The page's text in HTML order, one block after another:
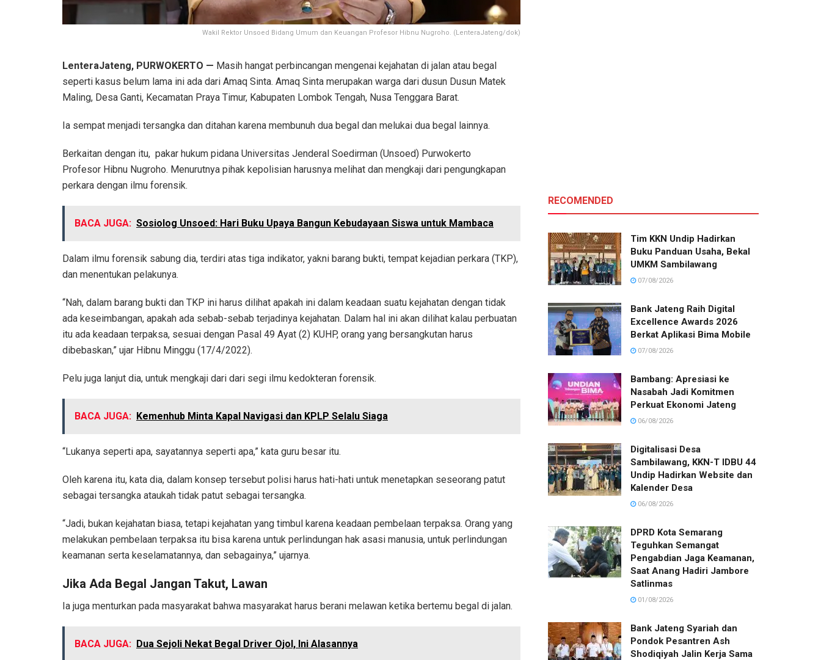
Wakil Rektor Unsoed Bidang Umum dan Keuangan Profesor Hibnu Nugroho. (LenteraJateng/dok)
LenteraJateng, PURWOKERTO — Masih hangat perbincangan mengenai kejahatan di jalan atau begal
seperti kasus belum lama ini ada dari Amaq Sinta. Amaq Sinta merupakan warga dari dusun Dusun Matek
Maling, Desa Ganti, Kecamatan Praya Timur, Kabupaten Lombok Tengah, Nusa Tenggara Barat.
Ia sempat menjadi tersangka dan ditahan karena membunuh dua begal dan melukai dua begal lainnya.
Berkaitan dengan itu, pakar hukum pidana Universitas Jenderal Soedirman (Unsoed) Purwokerto
Profesor Hibnu Nugroho. Menurutnya pihak kepolisian harusnya melihat dan mengkaji dari pengungkapan
perkara dengan ilmu forensik.
BACA JUGA: Sosiolog Unsoed: Hari Buku Upaya Bangun Kebudayaan Siswa untuk Mambaca
Dalam ilmu forensik sabung dia, terdiri atas tiga indikator, yakni barang bukti, tempat kejadian perkara (TKP),
dan menentukan pelakunya.
“Nah, dalam barang bukti dan TKP ini harus dilihat apakah ini dalam keadaan suatu kejahatan dengan tidak
ada keseimbangan, apakah ada sebab-sebab terjadinya kejahatan. Dalam hal ini akan dilihat kalau perbuatan
itu ada keadaan terpaksa, sesuai dengan Pasal 49 Ayat (2) KUHP, orang yang bersangkutan harus
dibebaskan,” ujar Hibnu Minggu (17/4/2022).
Pelu juga lanjut dia, untuk mengkaji dari dari segi ilmu kedokteran forensik.
BACA JUGA: Kemenhub Minta Kapal Navigasi dan KPLP Selalu Siaga
“Lukanya seperti apa, sayatannya seperti apa,” kata guru besar itu.
Oleh karena itu, kata dia, dalam konsep tersebut polisi harus hati-hati untuk menetapkan seseorang patut
sebagai tersangka ataukah tidak patut sebagai tersangka.
“Jadi, bukan kejahatan biasa, tetapi kejahatan yang timbul karena keadaan pembelaan terpaksa. Orang yang
melakukan pembelaan terpaksa itu bisa karena untuk perlindungan hak asasi manusia, untuk perlindungan
keamanan serta keselamatannya, dan sebagainya,” ujarnya.
Jika Ada Begal Jangan Takut, Lawan
Ia juga menturkan pada masyarakat bahwa masyarakat harus berani melawan ketika bertemu begal di jalan.
BACA JUGA: Dua Sejoli Nekat Begal Driver Ojol, Ini Alasannya
RECOMENDED
Tim KKN Undip Hadirkan
Buku Panduan Usaha, Bekal
UMKM Sambilawang
07/08/2026
Bank Jateng Raih Digital
Excellence Awards 2026
Berkat Aplikasi Bima Mobile
07/08/2026
Bambang: Apresiasi ke
Nasabah Jadi Komitmen
Perkuat Ekonomi Jateng
06/08/2026
Digitalisasi Desa
Sambilawang, KKN-T IDBU 44
Undip Hadirkan Website dan
Kalender Desa
06/08/2026
DPRD Kota Semarang
Teguhkan Semangat
Pengabdian Jaga Keamanan,
Saat Anang Hadiri Jambore
Satlinmas
01/08/2026
Bank Jateng Syariah dan
Pondok Pesantren Ash
Shodiqiyah Jalin Kerja Sama